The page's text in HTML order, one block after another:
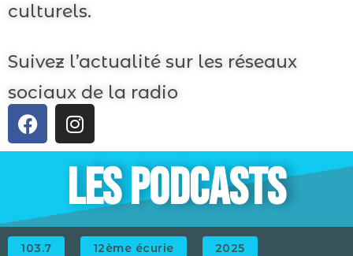
culturels.
Suivez l’actualité sur les réseaux
sociaux de la radio
LES PODCASTS
103.7 12ème écurie 2025